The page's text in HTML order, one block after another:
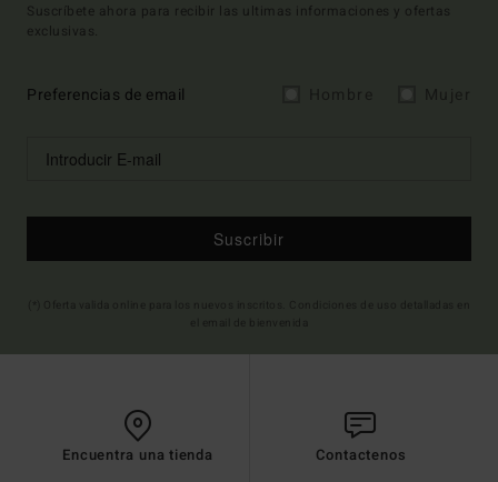
Suscríbete ahora para recibir las ultimas informaciones y ofertas
exclusivas.
Preferencias de email
Suscribir
Encuentra una tienda Contactenos